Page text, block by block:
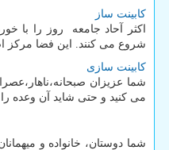
کابینت ساز
اکثر آحاد جامعه روز را با
شروع می کنند. این فضا مرکز
کابینت سازی
شما عزیزان
می کنید و حتی شاید آن وعده را
شما دوستان، خانواده و